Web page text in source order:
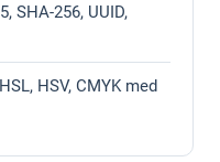
SHA-256, UUID,
HSV, CMYK med